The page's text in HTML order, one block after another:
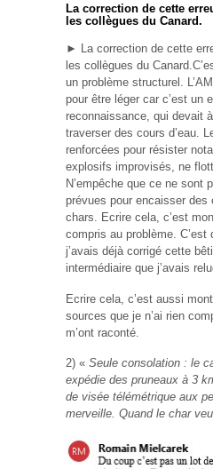
La correction de cette
les collègues du Canard.
► La correction de cette
les collègues du
un problème structurel.
pour être léger car c’est un
reconnaissance, qui devait
traverser des cours d’eau.
renforcées pour résister
explosifs improvisés, ne
N’empêche que ce ne sont
prévues pour encaisser des
chars. Ecrire cela, c’est
compris au problème. C’est
j’avais déjà corrigé cette
intermédiaire que j’avais
Ecrire cela, c’est aussi
sources que je n’ai rien
m’ont raconté.
2) « Seule consolation : le
expédie des pruneaux à 3
de visée télémétrique aux
merveille. Quand le char